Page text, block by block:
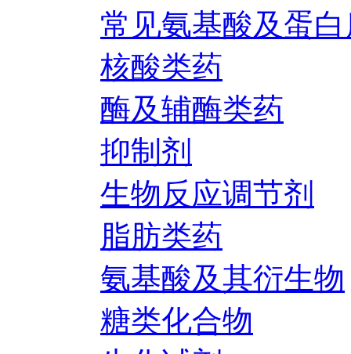
常见氨基酸及蛋
核酸类药
酶及辅酶类药
抑制剂
生物反应调节剂
脂肪类药
氨基酸及其衍生物
糖类化合物